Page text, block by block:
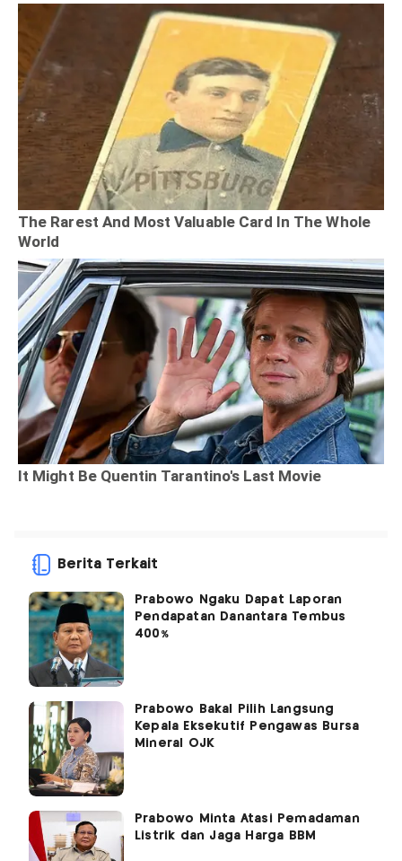
Berita Terkait
Prabowo Ngaku Dapat Laporan
Pendapatan Danantara Tembus
400%
Prabowo Bakal Pilih Langsung
Kepala Eksekutif Pengawas Bursa
Mineral OJK
Prabowo Minta Atasi Pemadaman
Listrik dan Jaga Harga BBM